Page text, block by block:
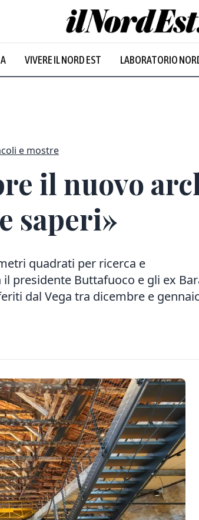
VIVERE IL NORD EST LABORATORIO
e mostre
il nuovo
saperi»
quadrati per ricerca e
il presidente Buttafuoco e gli ex
dal Vega tra dicembre e